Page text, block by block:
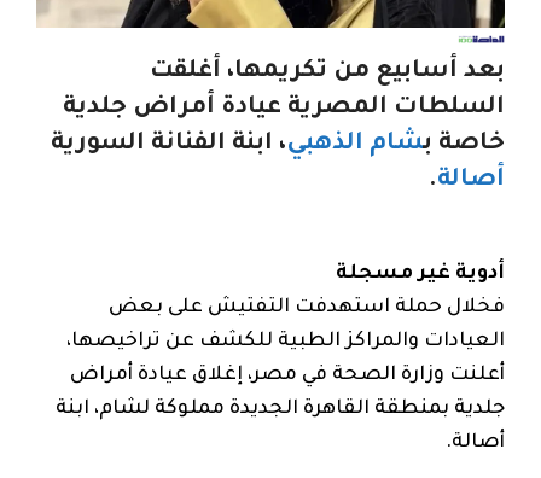
بعد أسابيع من تكريمها، أغلقت
السلطات المصرية عيادة أمراض جلدية
خاصة بشام الذهبي، ابنة الفنانة السورية
أصالة.
أدوية غير مسجلة
فخلال حملة استهدفت التفتيش على بعض
العيادات والمراكز الطبية للكشف عن تراخيصها،
أعلنت وزارة الصحة في مصر، إغلاق عيادة أمراض
جلدية بمنطقة القاهرة الجديدة مملوكة لشام، ابنة
أصالة.